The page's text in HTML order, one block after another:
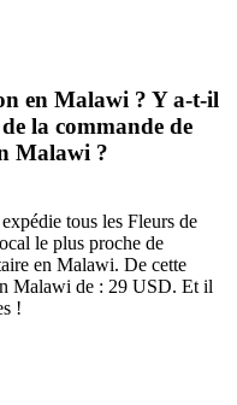
en Malawi ? Y a-t-il
la commande de
Malawi ?
tous les Fleurs de
le plus proche de
en Malawi. De cette
Malawi de : 29 USD. Et il
!